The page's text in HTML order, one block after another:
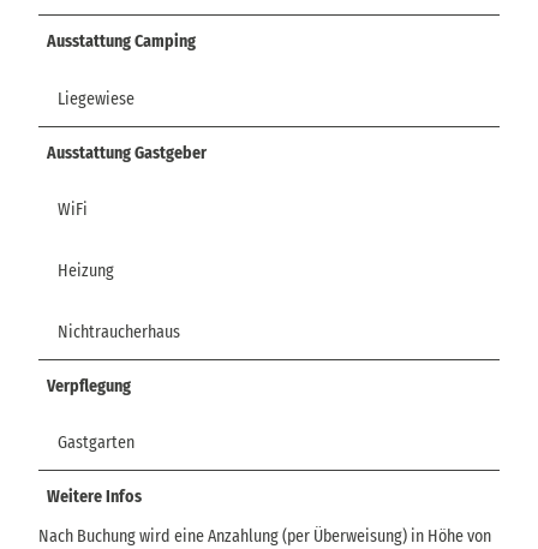
Ausstattung Camping
Liegewiese
Ausstattung Gastgeber
WiFi
Heizung
Nichtraucherhaus
Verpflegung
Gastgarten
Weitere Infos
Nach Buchung wird eine Anzahlung (per Überweisung) in Höhe von